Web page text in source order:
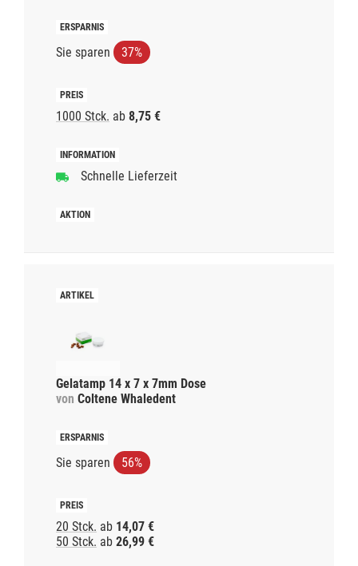
Sie sparen 37%
1000 Stck. ab 8,75 €
Schnelle Lieferzeit
Gelatamp 14 x 7 x 7mm Dose
von Coltene Whaledent
Sie sparen 56%
20 Stck. ab 14,07 €
50 Stck. ab 26,99 €